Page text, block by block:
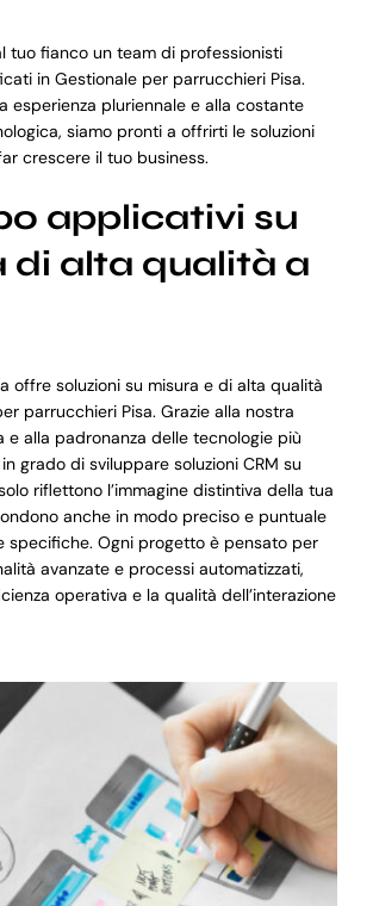
tuo fianco un team di professionisti
in Gestionale per parrucchieri Pisa.
esperienza pluriennale e alla costante
siamo pronti a offrirti le soluzioni
crescere il tuo business.
applicativi su
di alta qualità a
offre soluzioni su misura e di alta qualità
parrucchieri Pisa. Grazie alla nostra
e alla padronanza delle tecnologie più
grado di sviluppare soluzioni CRM su
riflettono l’immagine distintiva della tua
anche in modo preciso e puntuale
specifiche. Ogni progetto è pensato per
avanzate e processi automatizzati,
operativa e la qualità dell’interazione